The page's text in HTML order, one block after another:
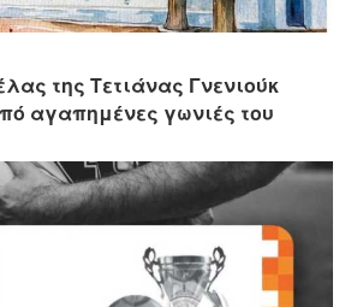
της Τετιάνας Γνενιούκ
αγαπημένες γωνιές του